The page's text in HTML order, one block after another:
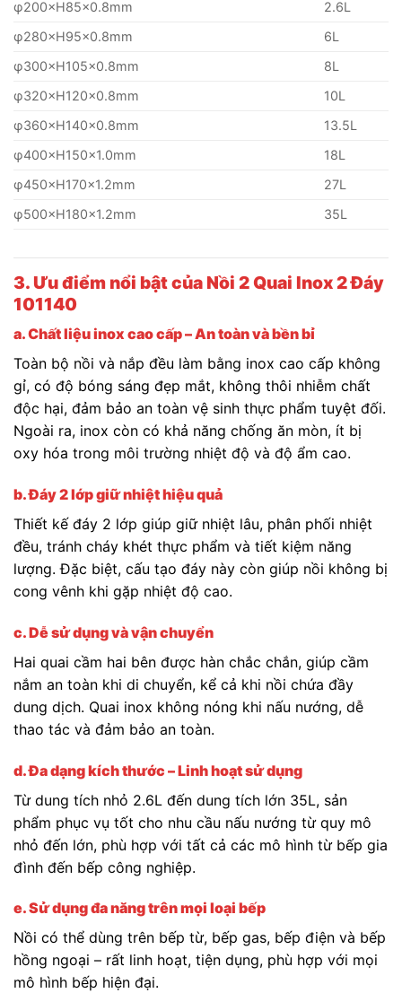
φ200×H85x0.8mm
2.6L
φ280×H95x0.8mm
6L
φ300×H105x0.8mm
8L
φ320×H120x0.8mm
10L
φ360×H140x0.8mm
13.5L
φ400×H150x1.0mm
18L
φ450×H170x1.2mm
27L
φ500×H180x1.2mm
35L
3. Ưu điểm nổi bật của Nồi 2 Quai Inox 2 Đáy
101140
a. Chất liệu inox cao cấp – An toàn và bền bỉ
Toàn bộ nồi và nắp đều làm bằng inox cao cấp không
gỉ, có độ bóng sáng đẹp mắt, không thôi nhiễm chất
độc hại, đảm bảo an toàn vệ sinh thực phẩm tuyệt đối.
Ngoài ra, inox còn có khả năng chống ăn mòn, ít bị
oxy hóa trong môi trường nhiệt độ và độ ẩm cao.
b. Đáy 2 lớp giữ nhiệt hiệu quả
Thiết kế đáy 2 lớp giúp giữ nhiệt lâu, phân phối nhiệt
đều, tránh cháy khét thực phẩm và tiết kiệm năng
lượng. Đặc biệt, cấu tạo đáy này còn giúp nồi không bị
cong vênh khi gặp nhiệt độ cao.
c. Dễ sử dụng và vận chuyển
Hai quai cầm hai bên được hàn chắc chắn, giúp cầm
nắm an toàn khi di chuyển, kể cả khi nồi chứa đầy
dung dịch. Quai inox không nóng khi nấu nướng, dễ
thao tác và đảm bảo an toàn.
d. Đa dạng kích thước – Linh hoạt sử dụng
Từ dung tích nhỏ 2.6L đến dung tích lớn 35L, sản
phẩm phục vụ tốt cho nhu cầu nấu nướng từ quy mô
nhỏ đến lớn, phù hợp với tất cả các mô hình từ bếp gia
đình đến bếp công nghiệp.
e. Sử dụng đa năng trên mọi loại bếp
Nồi có thể dùng trên bếp từ, bếp gas, bếp điện và bếp
hồng ngoại – rất linh hoạt, tiện dụng, phù hợp với mọi
mô hình bếp hiện đại.